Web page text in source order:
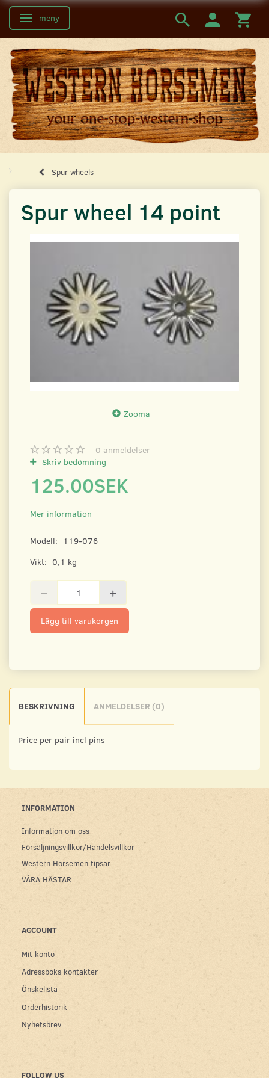
Ändra navigering
meny
Spur wheels
Spur wheel 14 point
Zooma
0 anmeldelser
Skriv bedömning
125.00SEK
Mer information
Modell:
119-076
Vikt: 0,1 kg
Lägg till varukorgen
BESKRIVNING ANMELDELSER (0)
Price per pair incl pins
INFORMATION
Information om oss
Försäljningsvillkor/Handelsvillkor
Western Horsemen tipsar
VÅRA HÄSTAR
ACCOUNT
Mit konto
Adressboks kontakter
Önskelista
Orderhistorik
Nyhetsbrev
FOLLOW US